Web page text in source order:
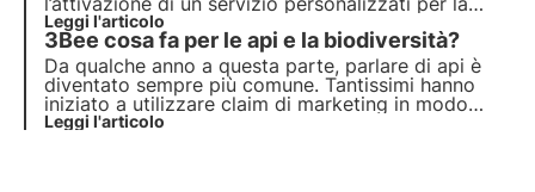
compilazione dei bandi regionali
fase di pubblicazione proprio in questi mesi.
Leggi l'articolo
3Bee cosa fa per le api e la biodiversità?
Da qualche anno a questa parte, parlare di api è
diventato sempre più comune. Tantissimi hanno
iniziato a utilizzare claim di marketing in modo
simile all'adozione degli alberi o dei panda. Quello
Leggi l'articolo